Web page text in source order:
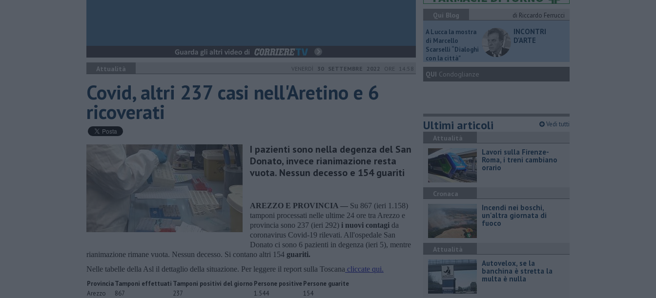
Attualità VENERDÌ 30 SETTEMBRE 2022 ORE 14:58
Covid, altri 237 casi nell'Aretino e 6
ricoverati
I pazienti sono nella degenza del San
Donato, invece rianimazione resta
vuota. Nessun decesso e 154 guariti
AREZZO E PROVINCIA — Su 867 (ieri 1.158)
tamponi processati nelle ultime 24 ore tra Arezzo e
provincia sono 237 (ieri 292) i nuovi contagi da
coronavirus Covid-19 rilevati. All'ospedale San
Donato ci sono 6 pazienti in degenza (ieri 5), mentre
rianimazione rimane vuota. Nessun decesso. Si contano altri 154 guariti.
Nelle tabelle della Asl il dettaglio della situazione. Per leggere il report sulla Toscana cliccate qui.
ProvinciaTamponi effettuati Tamponi positivi del giorno Persone positivePersone guarite
Arezzo
867 237 1.544
154
Qui Blog
di Riccardo Ferrucci
A Lucca la mostra
di Marcello
Scarselli “Dialoghi
con la città"
INCONTRI
D'ARTE
QUI Condoglianze
Ultimi articoli Vedi tutti
Attualità
Lavori sulla Firenze-
Roma, i treni cambiano
orario
Cronaca
Incendi nei boschi,
un'altra giornata di
fuoco
Attualità
Autovelox, se la
banchina è stretta la
multa è nulla